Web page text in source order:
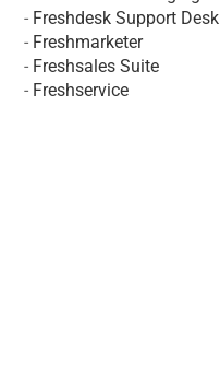
- Freshdesk Support Desk
- Freshmarketer
- Freshsales Suite
- Freshservice